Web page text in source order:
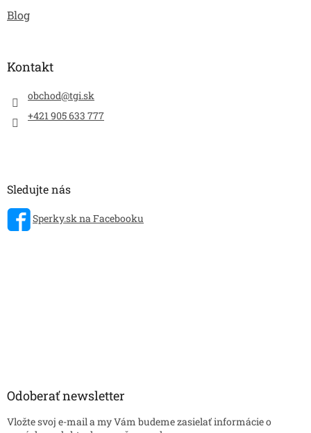
Blog
Kontakt
obchod@tgi.sk
+421 905 633 777
Sledujte nás
Sperky.sk na Facebooku
Odoberať newsletter
Vložte svoj e-mail a my Vám budeme zasielať informácie o